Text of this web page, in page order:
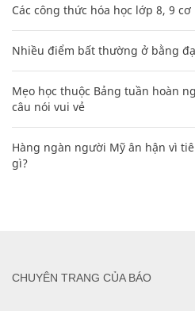
Các công thức hóa học lớp 8, 9
Nhiều điểm bất thường ở bằng
Mẹo học thuộc Bảng tuần hoàn
câu nói vui vẻ
Hàng ngàn người Mỹ ân hận vì
gì?
CHUYÊN TRANG CỦA BÁO